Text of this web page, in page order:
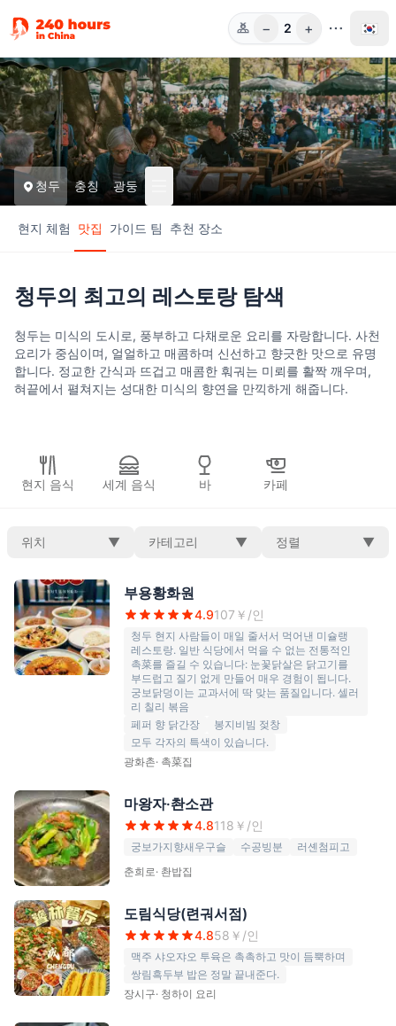
인원
− 2 + 🇰🇷
청두 충칭 광둥
현지 체험 맛집 가이드 팀 추천 장소
청두의 최고의 레스토랑 탐색
청두는 미식의 도시로, 풍부하고 다채로운 요리를 자랑합니다. 사천
요리가 중심이며, 얼얼하고 매콤하며 신선하고 향긋한 맛으로 유명
합니다. 정교한 간식과 뜨겁고 매콤한 훠궈는 미뢰를 활짝 깨우며,
혀끝에서 펼쳐지는 성대한 미식의 향연을 만끽하게 해줍니다.
현지 음식 세계 음식 바 카페
위치 ▼ 카테고리 ▼ 정렬 ▼
부용황화원
4.9107 ￥/인
청두 현지 사람들이 매일 줄서서 먹어낸 미슐랭
레스토랑. 일반 식당에서 먹을 수 없는 전통적인
촉菜를 즐길 수 있습니다: 눈꽃닭살은 닭고기를
부드럽고 질기 없게 만들어 매우 경험이 됩니다.
궁보닭덩이는 교과서에 딱 맞는 품질입니다. 셀러
리 칠리 볶음
페퍼 향 닭간장
봉지비빔 젖창
모두 각자의 특색이 있습니다.
광화촌· 촉菜집
마왕자·촨소관
4.8118 ￥/인
궁보가지향새우구슬 수공빙분
러셴첨피고
춘희로· 촨밥집
도림식당(련궈서점)
4.858 ￥/인
맥주 샤오쟈오 투육은 촉촉하고 맛이 듬뿍하며
쌍림흑두부 밥은 정말 끝내준다.
장시구· 청하이 요리